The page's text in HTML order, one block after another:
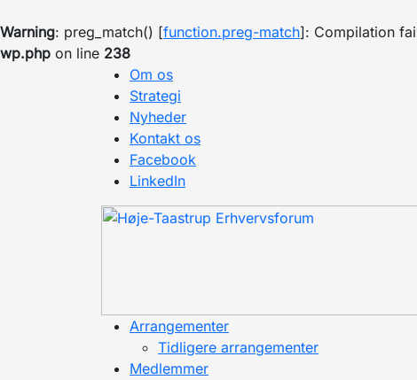
Warning: preg_match() [function.preg-match]: Compilation
wp.php on line 238
Om os
Strategi
Nyheder
Kontakt os
Facebook
LinkedIn
Arrangementer
Tidligere arrangementer
Medlemmer